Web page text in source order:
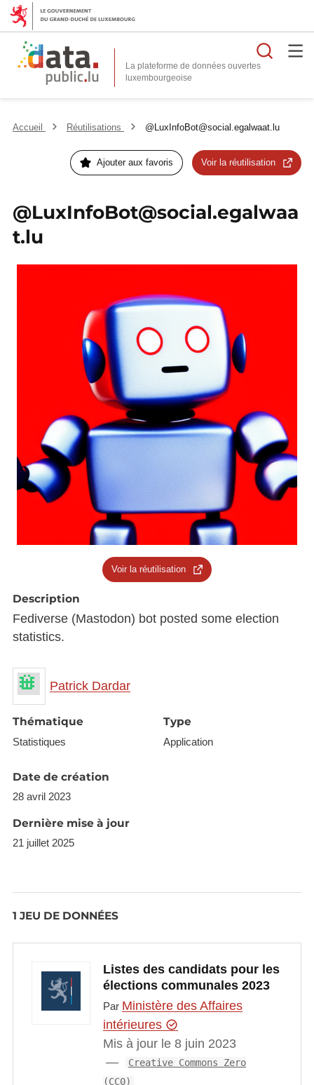
La plateforme de données ouvertes
Accueil Réutilisations @LuxInfoBot@social.egalwaat.lu
Ajouter aux favoris Voir la réutilisation
@LuxInfoBot@social.egalwaa
t.lu
Voir la réutilisation
Description
Fediverse (Mastodon) bot posted some election
statistics.
Patrick Dardar
Thématique
Statistiques
Type
Application
Date de création
28 avril 2023
Dernière mise à jour
21 juillet 2025
1 JEU DE DONNÉES
Listes des candidats pour les
élections communales 2023
Par Ministère des Affaires
intérieures
Mis à jour le 8 juin 2023
Creative Commons Zero
(CC0)